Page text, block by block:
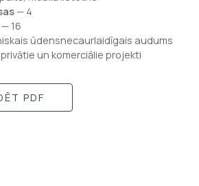
— 4
16
ūdensnecaurlaidīgais audums
un komerciālie projekti
PDF